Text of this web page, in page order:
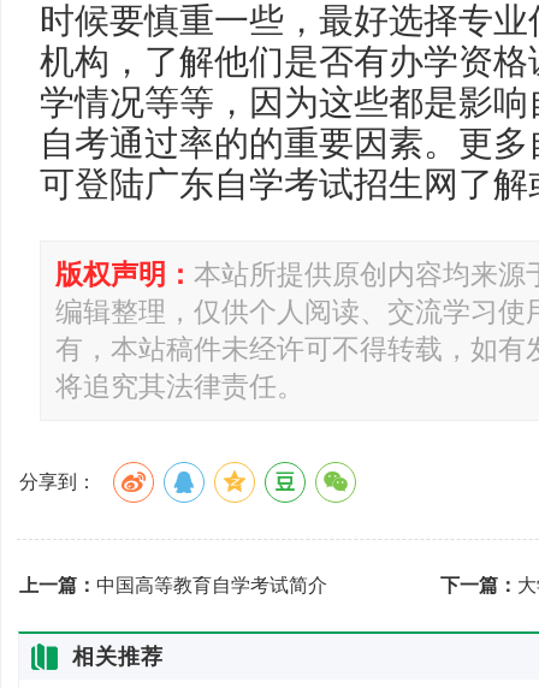
时候要慎重一些，最好选择专
机构，了解他们是否有办学资
学情况等等，因为这些都是影
自考通过率的的重要因素。更
可登陆广东自学考试招生网了
版权声明： 本站所提供原创内容均来源
编辑整理，仅供个人阅读、交流学习使
有，本站稿件未经许可不得转载，如有
将追究其法律责任。
分享到：
上一篇： 中国高等教育自学考试简介 下一篇：
相关推荐